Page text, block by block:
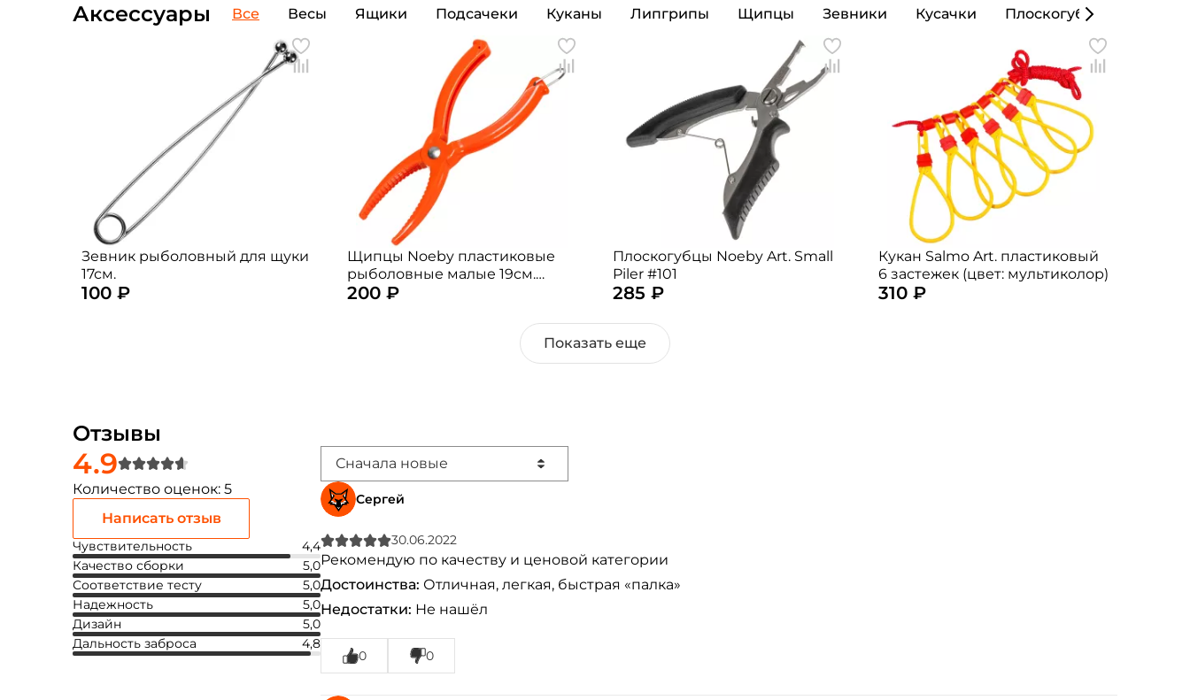
Аксессуары Все Весы Ящики Подсачеки Куканы Липгрипы Щипцы Зевники Кусачки Плоскогубцы
Зевник рыболовный для щуки
17см.
100 ₽
Щипцы Noeby пластиковые
рыболовные малые 19см.
(цвет: случайный)
200 ₽
Плоскогубцы Noeby Art. Small
Piler #101
285 ₽
Кукан Salmo Art. пластиковый
6 застежек (цвет: мультиколор)
310 ₽
Показать еще
Отзывы
4.9
Количество оценок: 5
Написать отзыв
Чувствительность
4,4
Качество сборки
5,0
Соответствие тесту
5,0
Надежность
5,0
Дизайн
5,0
Дальность заброса
4,8
Сначала новые
Сергей
30.06.2022
Рекомендую по качеству и ценовой категории
Достоинства: Отличная, легкая, быстрая «палка»
Недостатки: Не нашёл
0 0
Создать аккаунт
ФИО: *
Email: *
Придумайте пароль: *
Повторите пароль: *
У меня уже есть аккаунт